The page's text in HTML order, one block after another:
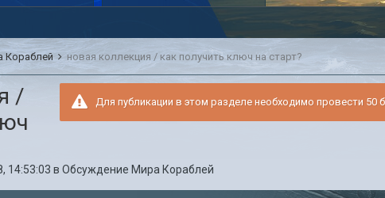
Кораблей новая коллекция / как получить ключ на старт?
Для публикации в этом разделе необходимо провести 50
/
14:53:03 вОбсуждение Мира Кораблей